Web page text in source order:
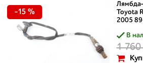
Toyota
2005
В
1 760
-15 %